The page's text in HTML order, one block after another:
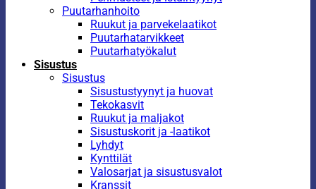
Puutarhanhoito
Ruukut ja parvekelaatikot
Puutarhatarvikkeet
Puutarhatyökalut
Sisustus
Sisustus
Sisustustyynyt ja huovat
Tekokasvit
Ruukut ja maljakot
Sisustuskorit ja -laatikot
Lyhdyt
Kynttilät
Valosarjat ja sisustusvalot
Kranssit